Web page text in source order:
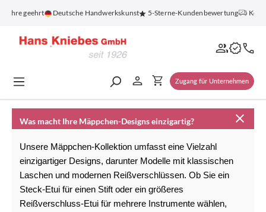
springen
Jahre geehrt Deutsche Handwerkskunst 5-Sterne-Kundenbewertung
Zugang für Unternehmen
Was macht Ihre Mäppchen-Designs einzigartig?
Unsere Mäppchen-Kollektion umfasst eine Vielzahl
einzigartiger Designs, darunter Modelle mit klassischen
Laschen und modernen Reißverschlüssen. Ob Sie ein
Steck-Etui für einen Stift oder ein größeres
Reißverschluss-Etui für mehrere Instrumente wählen,